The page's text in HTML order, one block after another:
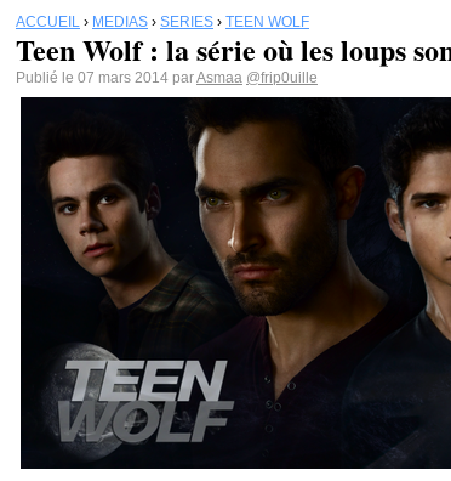
ACCUEIL › MÉDIAS › SÉRIES › TEEN WOLF
Teen Wolf : la série où les loups
Publié le 07 mars 2014 parAsmaa @frip0uille